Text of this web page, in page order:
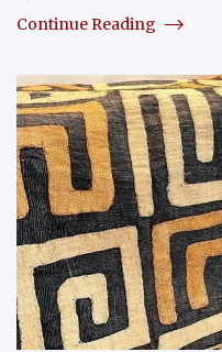
Continue Reading